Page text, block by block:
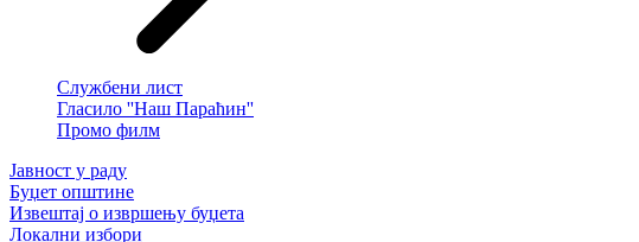
Службени лист
Гласило ''Наш Параћин''
Промо филм
Јавност у раду
Буџет општине
Извештај о извршењу буџета
Локални избори